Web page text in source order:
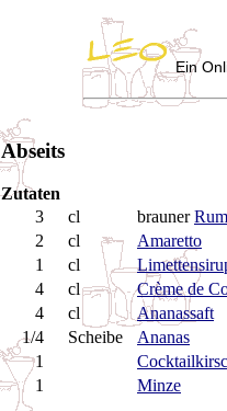
Ein
Abseits
Zutaten
3
cl braunerRum
2
cl
Amaretto
1
cl
4
cl
Crème de
4
cl
Ananassaft
1/4
Scheibe
Ananas
1
1
Minze